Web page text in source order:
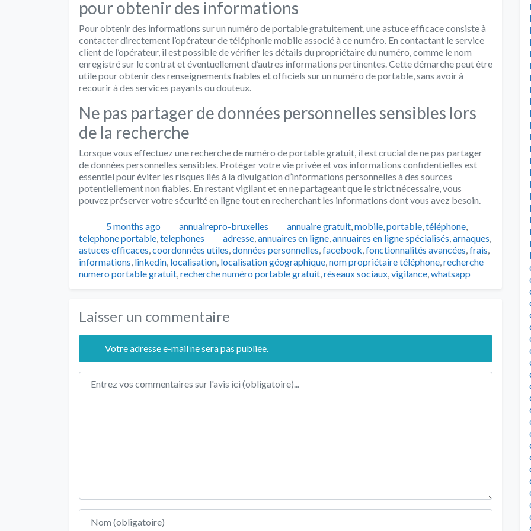
pour obtenir des informations
Pour obtenir des informations sur un numéro de portable gratuitement, une astuce efficace consiste à
contacter directement l’opérateur de téléphonie mobile associé à ce numéro. En contactant le service
client de l’opérateur, il est possible de vérifier les détails du propriétaire du numéro, comme le nom
enregistré sur le contrat et éventuellement d’autres informations pertinentes. Cette démarche peut être
utile pour obtenir des renseignements fiables et officiels sur un numéro de portable, sans avoir à
recourir à des services payants ou douteux.
Ne pas partager de données personnelles sensibles lors
de la recherche
Lorsque vous effectuez une recherche de numéro de portable gratuit, il est crucial de ne pas partager
de données personnelles sensibles. Protéger votre vie privée et vos informations confidentielles est
essentiel pour éviter les risques liés à la divulgation d’informations personnelles à des sources
potentiellement non fiables. En restant vigilant et en ne partageant que le strict nécessaire, vous
pouvez préserver votre sécurité en ligne tout en recherchant les informations dont vous avez besoin.
Publié5 months ago Auteur
annuairepro-bruxelles Catégories
annuaire gratuit,mobile,portable,téléphone,
telephone portable,telephones Tags
adresse,annuaires en ligne,annuaires en ligne spécialisés,arnaques,
astuces efficaces,coordonnées utiles,données personnelles,facebook,fonctionnalités avancées,frais,
informations, linkedin, localisation, localisation géographique,nom propriétaire téléphone,recherche
numero portable gratuit,recherche numéro portable gratuit,réseaux sociaux,vigilance,whatsapp
Laisser un commentaire
Votre adresse e-mail ne sera pas publiée.
Texte de l'avis
Nom